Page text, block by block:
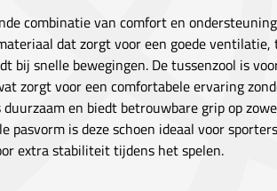
combinatie van comfort en
dat zorgt voor een goede
bij snelle bewegingen. De tussenzool is
zorgt voor een comfortabele ervaring
en biedt betrouwbare grip op
is deze schoen ideaal voor
extra stabiliteit tijdens het spelen.